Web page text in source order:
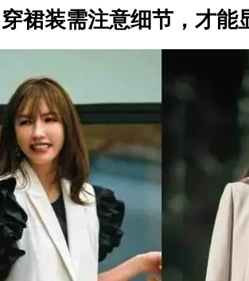
穿裙装需注意细节，才能